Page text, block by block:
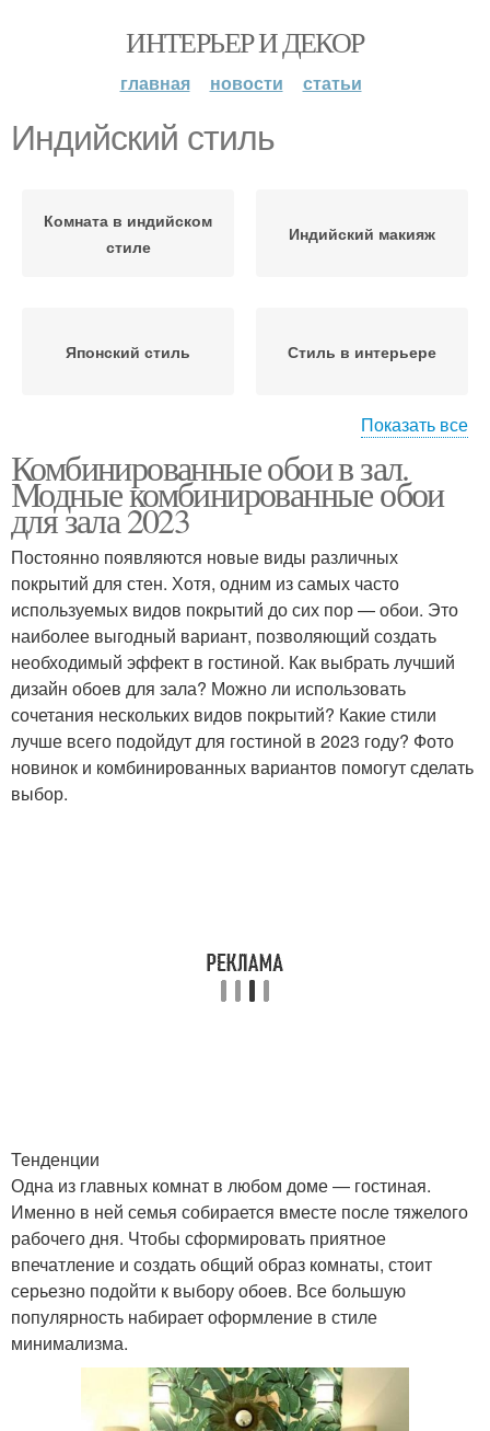
ИНТЕРЬЕР И ДЕКОР
главная новости статьи
Индийский стиль
Комната в индийском
стиле
Индийский макияж
Японский стиль Стиль в интерьере
Мебель в японском
стиле
Буддийский стиль
Интерьер в стиле
Интерьер в индийском
стиле
Китайский стиль Стиль в архитектуре
Показать все
Комбинированные обои в зал.
Модные комбинированные обои
для зала 2023
Постоянно появляются новые виды различных
покрытий для стен. Хотя, одним из самых часто
используемых видов покрытий до сих пор — обои. Это
наиболее выгодный вариант, позволяющий создать
необходимый эффект в гостиной. Как выбрать лучший
дизайн обоев для зала? Можно ли использовать
сочетания нескольких видов покрытий? Какие стили
лучше всего подойдут для гостиной в 2023 году? Фото
новинок и комбинированных вариантов помогут сделать
выбор.
Тенденции
Одна из главных комнат в любом доме — гостиная.
Именно в ней семья собирается вместе после тяжелого
рабочего дня. Чтобы сформировать приятное
впечатление и создать общий образ комнаты, стоит
серьезно подойти к выбору обоев. Все большую
популярность набирает оформление в стиле
минимализма.